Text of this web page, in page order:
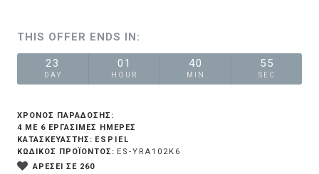
THIS OFFER ENDS IN:
23
DAY
01
HOUR
40
MIN
55
SEC
ΧΡΟΝΟΣ ΠΑΡΑΔΟΣΗΣ:
4 ΜΕ 6 ΕΡΓΆΣΙΜΕΣ ΗΜΈΡΕΣ
ΚΑΤΑΣΚΕΥΑΣΤΗΣ: ESPIEL
ΚΩΔΙΚΟΣ ΠΡΟΪΟΝΤΟΣ: ES-YRA102K6
ΑΡΕΣΕΙ ΣΕ 260